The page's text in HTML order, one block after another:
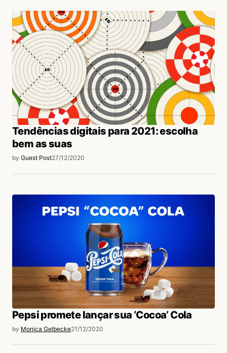
Tendências digitais para 2021: escolha
bem as suas
by Guest Post27/12/2020
Pepsi promete lançar sua ‘Cocoa’ Cola
by Monica Gelbecke21/12/2020